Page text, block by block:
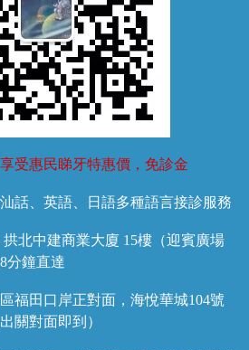
受惠民睇牙特惠價，免診金
話、英語、日語多種語言接診服務
北中建商業大廈 15樓（迎賓廣場
分鐘直達
福田口岸正對面，海悅華城104號
關對面即到）